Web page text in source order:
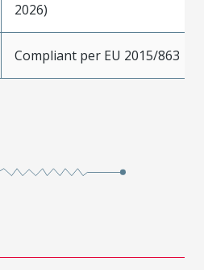
2026)
Compliant per EU 2015/863